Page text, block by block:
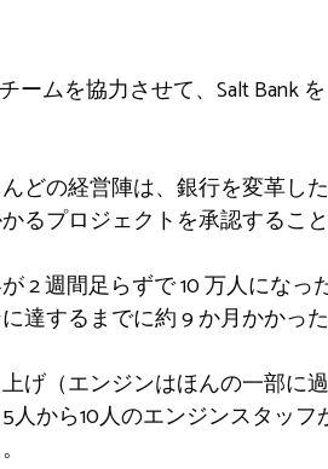
ームを協力させて、Salt Bank
どの経営陣は、銀行を変革し
るプロジェクトを承認するこ
2 週間足らずで 10 万人にな
達するまでに約 9 か月かかっ
げ（エンジンはほんの一部に
人から10人のエンジンスタッ